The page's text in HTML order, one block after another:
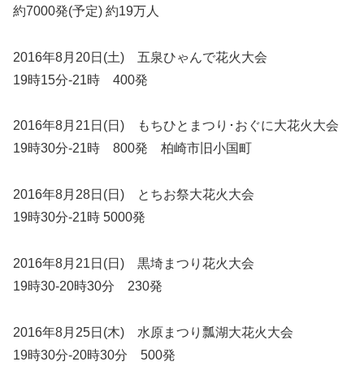
約7000発(予定) 約19万人
2016年8月20日(土) 五泉ひゃんで花火大会
19時15分-21時 400発
2016年8月21日(日) もちひとまつり･おぐに大花火大会
19時30分-21時 800発 柏崎市旧小国町
2016年8月28日(日) とちお祭大花火大会
19時30分-21時 5000発
2016年8月21日(日) 黒埼まつり花火大会
19時30-20時30分 230発
2016年8月25日(木) 水原まつり瓢湖大花火大会
19時30分-20時30分 500発